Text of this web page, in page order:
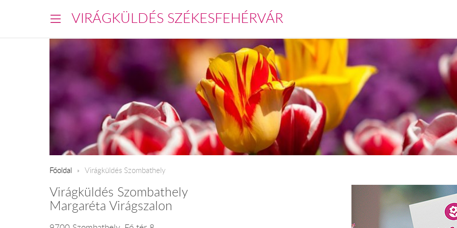
VIRÁGKÜLDÉS SZÉKESFEHÉRVÁR
Főoldal Virágküldés Szombathely
Virágküldés Szombathely
Margaréta Virágszalon